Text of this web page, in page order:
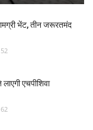
भेंट, तीन जरूरतमंद
52
लाएगी एचपीशिवा
62